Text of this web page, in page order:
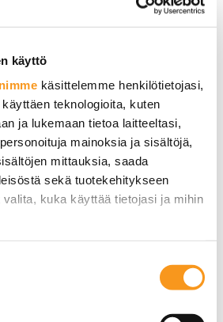
käyttö
käsittelemme henkilötietojasi,
teknologioita, kuten
ja lukemaan tietoa laitteeltasi,
mainoksia ja sisältöjä,
mittauksia, saada
sekä tuotekehitykseen
kuka käyttää tietojasi ja mihin
sijainnistasi,
verkkotunnus jo
verkkotunnukset
voit helposti tarkistaa,
ja rekisteröitävissä. Jos
on jo varattu, voit kokeilla
tai eri verkkotunnuspäätteitä,
.eu-päätettä.
WHOIS-palveluiden avulla.